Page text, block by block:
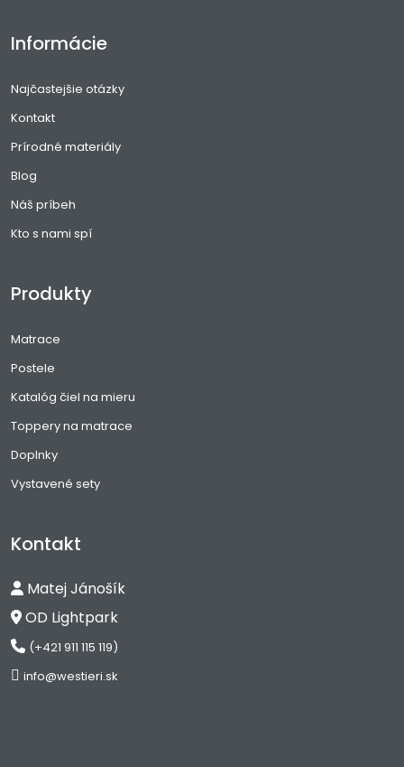
Informácie
Najčastejšie otázky
Kontakt
Prírodné materiály
Blog
Náš príbeh
Kto s nami spí
Produkty
Matrace
Postele
Katalóg čiel na mieru
Toppery na matrace
Doplnky
Vystavené sety
Kontakt
Matej Jánošík
OD Lightpark
(+421 911 115 119)
info@westieri.sk